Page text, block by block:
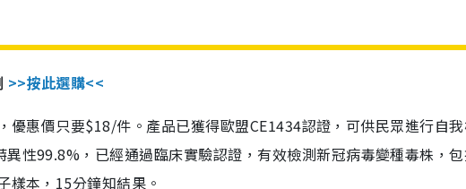
>>按此選購<<
優惠價只要$18/件。產品已獲得歐盟CE1434認證，可供民眾進行自
性99.8%，已經通過臨床實驗認證，有效檢測新冠病毒變種毒株，
本，15分鐘知結果。